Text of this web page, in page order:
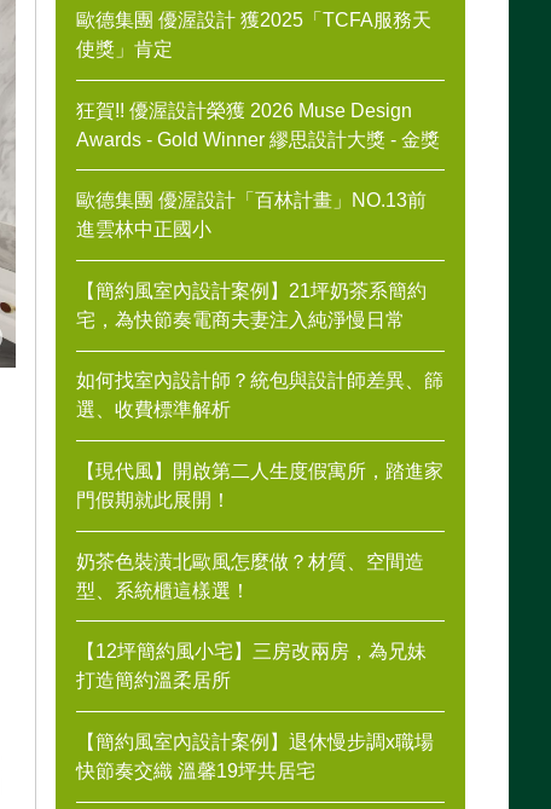
歐德集團 優渥設計 獲2025「TCFA服務天
使獎」肯定
狂賀!! 優渥設計榮獲 2026 Muse Design
Awards - Gold Winner 繆思設計大獎 - 金獎
歐德集團 優渥設計「百林計畫」NO.13前
進雲林中正國小
【簡約風室內設計案例】21坪奶茶系簡約
宅，為快節奏電商夫妻注入純淨慢日常
如何找室內設計師？統包與設計師差異、篩
選、收費標準解析
【現代風】開啟第二人生度假寓所，踏進家
門假期就此展開！
奶茶色裝潢北歐風怎麼做？材質、空間造
型、系統櫃這樣選！
【12坪簡約風小宅】三房改兩房，為兄妹
打造簡約溫柔居所
【簡約風室內設計案例】退休慢步調x職場
快節奏交織 溫馨19坪共居宅